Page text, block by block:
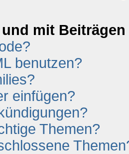
mit
benutzen?
einfügen?
Themen?